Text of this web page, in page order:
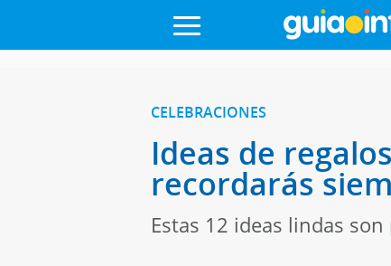
CELEBRACIONES
Ideas de
recordarás
Estas 12 ideas lindas